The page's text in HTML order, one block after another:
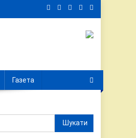
Газета
Пошук: